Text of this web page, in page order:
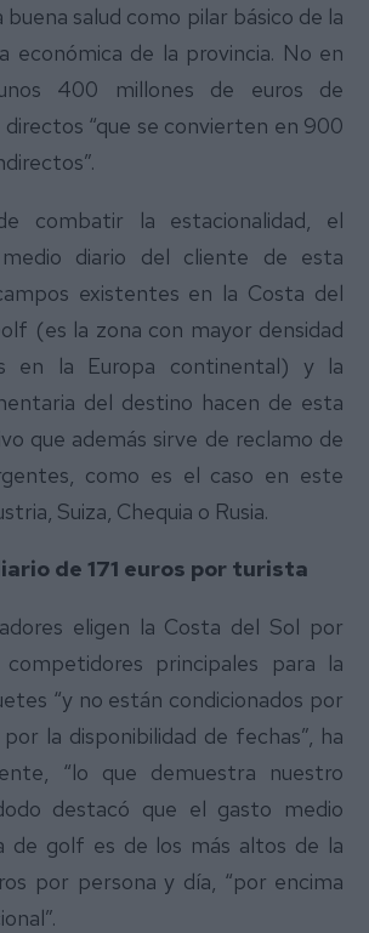
salud como pilar básico de la
económica de la provincia. No en
400 millones de euros de
directos “que se convierten en 900
combatir la estacionalidad, el
diario del cliente de esta
existentes en la Costa del
(es la zona con mayor densidad
en la Europa continental) y la
del destino hacen de esta
que además sirve de reclamo de
como es el caso en este
Suiza, Chequia o Rusia.
de 171 euros por turista
eligen la Costa del Sol por
principales para la
“y no están condicionados por
la disponibilidad de fechas”, ha
“lo que demuestra nuestro
destacó que el gasto medio
de golf es de los más altos de la
por persona y día, “por encima